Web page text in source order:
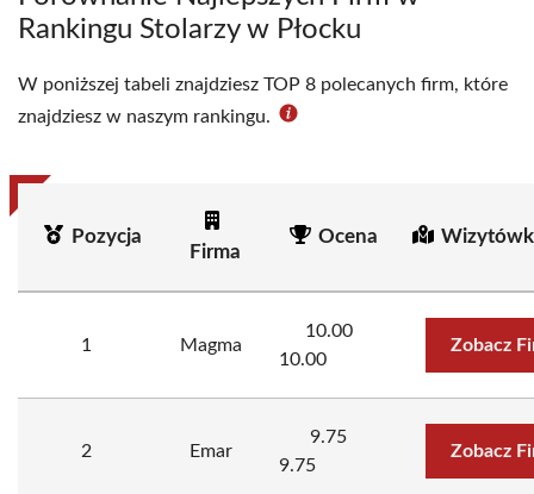
Rankingu Stolarzy w Płocku
W poniższej tabeli znajdziesz TOP 8 polecanych firm, które
znajdziesz w naszym rankingu.
Pozycja
Firma
Ocena
1 Magma
10.00
10.00
Zobacz
2 Emar
9.75
9.75
Zobacz